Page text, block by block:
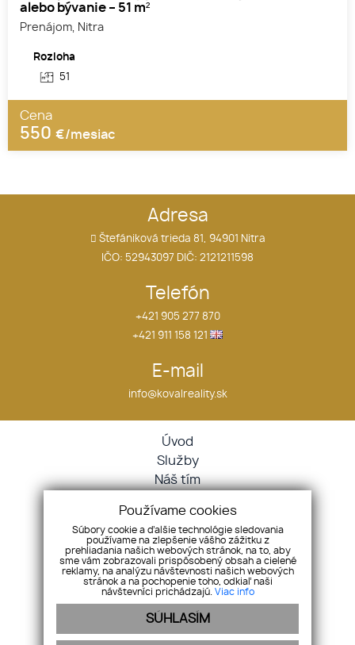
alebo bývanie – 51 m²
Prenájom, Nitra
Rozloha
51
Cena
550 €/mesiac
Adresa
Štefániková trieda 81, 94901 Nitra
IČO: 52943097 DIČ: 2121211598
Telefón
+421 905 277 870
+421 911 158 121
E-mail
info@kovalreality.sk
Úvod
Služby
Náš tím
GDPR
Kontakt
Nehnuteľnosti
Byty
Domy
Pozemky
Ostatné
Používame cookies
Súbory cookie a ďalšie technológie sledovania
používame na zlepšenie vášho zážitku z
prehliadania našich webových stránok, na to, aby
sme vám zobrazovali prispôsobený obsah a cielené
reklamy, na analýzu návštevnosti našich webových
stránok a na pochopenie toho, odkiaľ naši
návštevníci prichádzajú. Viac info
SÚHLASÍM